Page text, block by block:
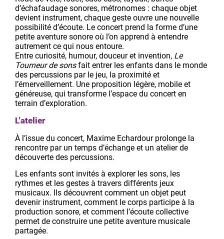
d’échafaudage sonores, métronomes : chaque objet
devient instrument, chaque geste ouvre une nouvelle
possibilité d’écoute. Le concert prend la forme d’une
petite aventure sonore où l’on apprend à entendre
autrement ce qui nous entoure.
Entre curiosité, humour, douceur et invention, Le
Tourneur de sonsfait entrer les enfants dans le monde
des percussions par le jeu, la proximité et
l’émerveillement. Une proposition légère, mobile et
généreuse, qui transforme l’espace du concert en
terrain d’exploration.
L’atelier
À l’issue du concert, Maxime Echardour prolonge la
rencontre par un temps d’échange et un atelier de
découverte des percussions.
Les enfants sont invités à explorer les sons, les
rythmes et les gestes à travers différents jeux
musicaux. Ils découvrent comment un objet peut
devenir instrument, comment le corps participe à la
production sonore, et comment l’écoute collective
permet de construire une petite aventure musicale
partagée.